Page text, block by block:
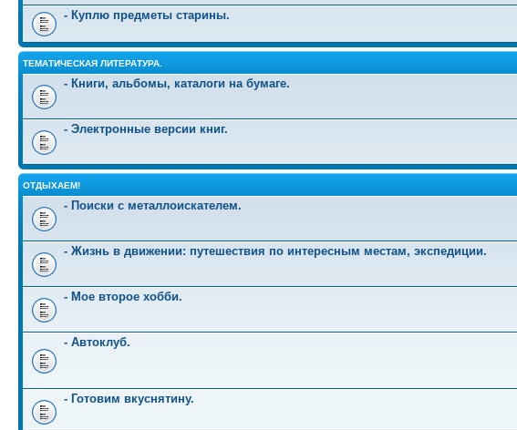
- Куплю предметы старины.
ТЕМАТИЧЕСКАЯ ЛИТЕРАТУРА.
- Книги, альбомы, каталоги на бумаге.
- Электронные версии книг.
ОТДЫХАЕМ!
- Поиски с металлоискателем.
- Жизнь в движении: путешествия по интересным местам, экспедиции.
- Мое второе хобби.
- Автоклуб.
- Готовим вкуснятину.